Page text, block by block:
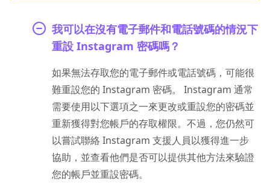
我可以在沒有電子郵件和電話號碼的情況下
重設 Instagram 密碼嗎？
如果無法存取您的電子郵件或電話號碼，可能很
難重設您的 Instagram 密碼。 Instagram 通常
需要使用以下選項之一來更改或重設您的密碼並
重新獲得對您帳戶的存取權限。不過，您仍然可
以嘗試聯絡 Instagram 支援人員以獲得進一步
協助，並查看他們是否可以提供其他方法來驗證
您的帳戶並重設密碼。